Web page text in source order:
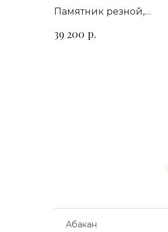
Памятник резной,
на выбор
39 200 р.
Абакан